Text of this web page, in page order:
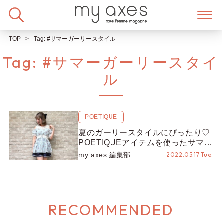
TOP Tag: #サマーガーリースタイル
Tag: #サマーガーリースタイ
ル
POETIQUE
夏のガーリースタイルにぴったり♡
POETIQUEアイテムを使ったサマー
スタイリングをご紹介！
my axes 編集部 2022.05.17 Tue.
RECOMMENDED